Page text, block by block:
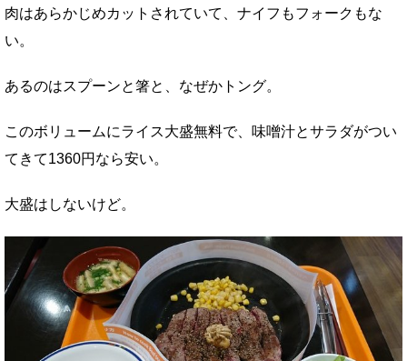
肉はあらかじめカットされていて、ナイフもフォークもな
い。
あるのはスプーンと箸と、なぜかトング。
このボリュームにライス大盛無料で、味噌汁とサラダがつい
てきて1360円なら安い。
大盛はしないけど。